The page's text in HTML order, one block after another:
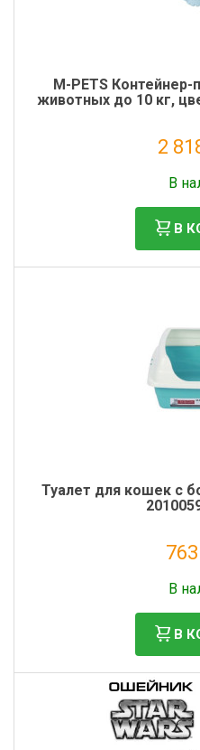
M-PETS
животных до 10 кг,
2
В
В
Туалет для кошек с
В
В